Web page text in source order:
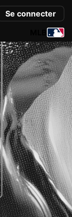
Se connecter